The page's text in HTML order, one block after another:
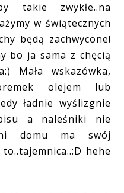
takie zwykłe..na
w świątecznych
będą zachwycone!
bo ja sama z chęcią
Mała wskazówka,
olejem lub
ładnie wyślizgnie
a naleśniki nie
domu ma swój
hehe